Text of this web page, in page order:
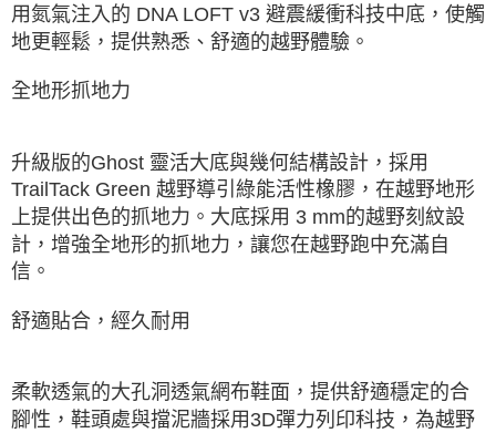
用氮氣注入的 DNA LOFT v3 避震緩衝科技中底，使觸
地更輕鬆，提供熟悉、舒適的越野體驗。
全地形抓地力
升級版的Ghost 靈活大底與幾何結構設計，採用
TrailTack Green 越野導引綠能活性橡膠，在越野地形
上提供出色的抓地力。大底採用 3 mm的越野刻紋設
計，增強全地形的抓地力，讓您在越野跑中充滿自
信。
舒適貼合，經久耐用
柔軟透氣的大孔洞透氣網布鞋面，提供舒適穩定的合
腳性，鞋頭處與擋泥牆採用3D彈力列印科技，為越野